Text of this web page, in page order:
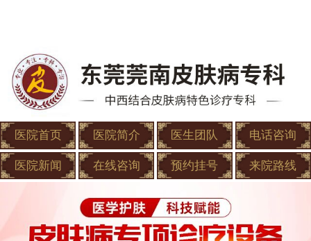
医院首页 医院简介 医生团队 电话咨询
医院新闻 在线咨询 预约挂号 来院路线